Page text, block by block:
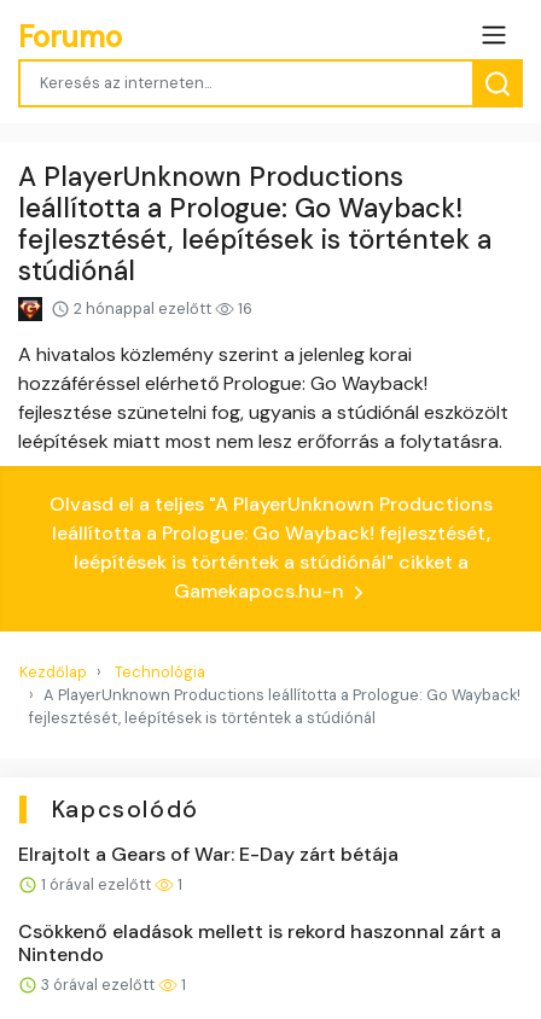
Forumo
A PlayerUnknown Productions
leállította a Prologue: Go Wayback!
fejlesztését, leépítések is történtek a
stúdiónál
2 hónappal ezelőtt 16
A hivatalos közlemény szerint a jelenleg korai
hozzáféréssel elérhető Prologue: Go Wayback!
fejlesztése szünetelni fog, ugyanis a stúdiónál eszközölt
leépítések miatt most nem lesz erőforrás a folytatásra.
Olvasd el a teljes "A PlayerUnknown Productions
leállította a Prologue: Go Wayback! fejlesztését,
leépítések is történtek a stúdiónál" cikket a
Gamekapocs.hu-n
Kezdőlap
Technológia
A PlayerUnknown Productions leállította a Prologue: Go Wayback!
fejlesztését, leépítések is történtek a stúdiónál
Kapcsolódó
Elrajtolt a Gears of War: E-Day zárt bétája
1 órával ezelőtt 1
Csökkenő eladások mellett is rekord haszonnal zárt a
Nintendo
3 órával ezelőtt 1